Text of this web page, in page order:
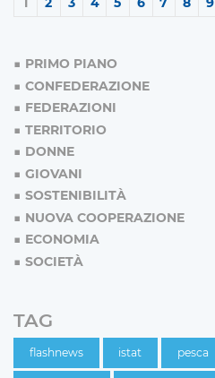
PRIMO PIANO
CONFEDERAZIONE
FEDERAZIONI
TERRITORIO
DONNE
GIOVANI
SOSTENIBILITÀ
NUOVA COOPERAZIONE
ECONOMIA
SOCIETÀ
TAG
flashnews istat pesca